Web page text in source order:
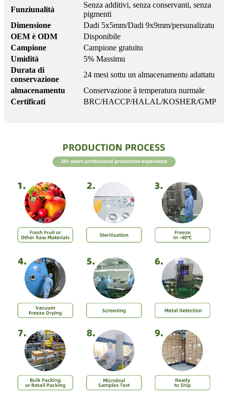
Funziunalità
Senza additivi, senza conservanti, senza
pigmenti
Dimensione
Dadi 5x5mm/Dadi 9x9mm/persunalizatu
OEM è ODM
Disponibile
Campione
Campione gratuitu
Umidità
5% Massimu
Durata di
conservazione
24 mesi sottu un almacenamentu adattatu
almacenamentu
Conservazione à temperatura nurmale
Certificati
BRC/HACCP/HALAL/KOSHER/GMP